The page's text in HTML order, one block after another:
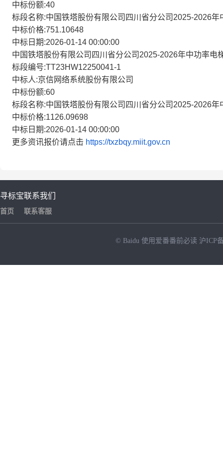
中标份额:40
标段名称:中国铁塔股份有限公司四川省分公司2025-2026
中标价格:751.10648
中标日期:2026-01-14 00:00:00
中国铁塔股份有限公司四川省分公司2025-2026年中功率电
标段编号:TT23HW12250041-1
中标人:京信网络系统股份有限公司
中标份额:60
标段名称:中国铁塔股份有限公司四川省分公司2025-2026
中标价格:1126.09698
中标日期:2026-01-14 00:00:00
更多资讯报价请点击 https://txzbqy.miit.gov.cn
寻标宝
首页
联系我们
联系客服
© Baidu 使用爱番番前必读 沪ICP